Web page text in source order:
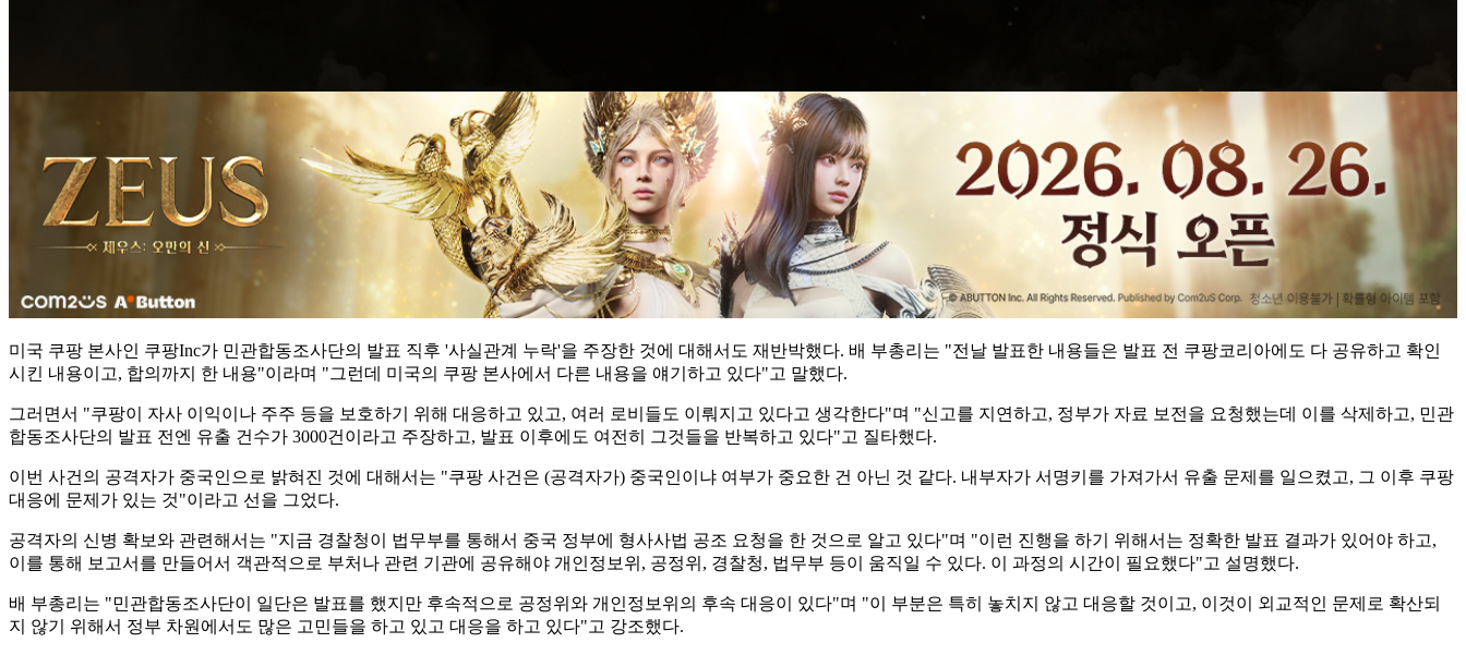
미국 쿠팡 본사인 쿠팡Inc가 민관합동조사단의 발표 직후 '사실관계 누락'을 주장한 것에 대해서도 재반박했다. 배 부총리는 "전날 발표한 내용들은 발표 전 쿠팡코리아에도 다 공유하고 확인
시킨 내용이고, 합의까지 한 내용"이라며 "그런데 미국의 쿠팡 본사에서 다른 내용을 얘기하고 있다"고 말했다.
그러면서 "쿠팡이 자사 이익이나 주주 등을 보호하기 위해 대응하고 있고, 여러 로비들도 이뤄지고 있다고 생각한다"며 "신고를 지연하고, 정부가 자료 보전을 요청했는데 이를 삭제하고, 민관
합동조사단의 발표 전엔 유출 건수가 3000건이라고 주장하고, 발표 이후에도 여전히 그것들을 반복하고 있다"고 질타했다.
이번 사건의 공격자가 중국인으로 밝혀진 것에 대해서는 "쿠팡 사건은 (공격자가) 중국인이냐 여부가 중요한 건 아닌 것 같다. 내부자가 서명키를 가져가서 유출 문제를 일으켰고, 그 이후 쿠팡
대응에 문제가 있는 것"이라고 선을 그었다.
공격자의 신병 확보와 관련해서는 "지금 경찰청이 법무부를 통해서 중국 정부에 형사사법 공조 요청을 한 것으로 알고 있다"며 "이런 진행을 하기 위해서는 정확한 발표 결과가 있어야 하고,
이를 통해 보고서를 만들어서 객관적으로 부처나 관련 기관에 공유해야 개인정보위, 공정위, 경찰청, 법무부 등이 움직일 수 있다. 이 과정의 시간이 필요했다"고 설명했다.
배 부총리는 "민관합동조사단이 일단은 발표를 했지만 후속적으로 공정위와 개인정보위의 후속 대응이 있다"며 "이 부분은 특히 놓치지 않고 대응할 것이고, 이것이 외교적인 문제로 확산되
지 않기 위해서 정부 차원에서도 많은 고민들을 하고 있고 대응을 하고 있다"고 강조했다.